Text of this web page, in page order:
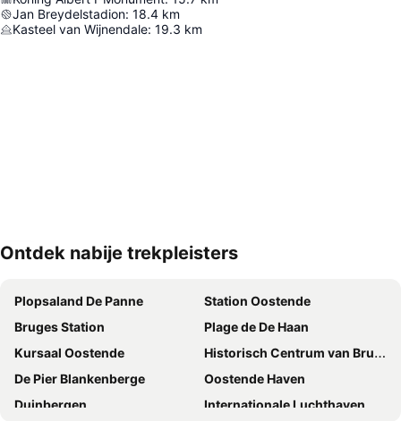
Jan Breydelstadion: 18.4 km
Kasteel van Wijnendale: 19.3 km
Kaart uitvouwen
Ontdek nabije trekpleisters
Plopsaland De Panne
Station Oostende
Bruges Station
Plage de De Haan
Kursaal Oostende
Historisch Centrum van Brugge
De Pier Blankenberge
Oostende Haven
Duinbergen
Internationale Luchthaven Oostende-Brugge